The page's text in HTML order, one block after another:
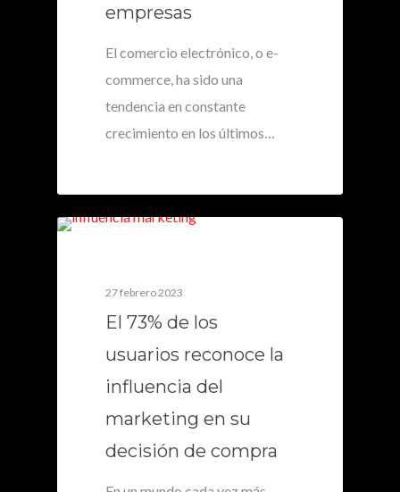
empresas
El comercio electrónico, o e-
commerce, ha sido una
tendencia en constante
crecimiento en los últimos…
27 febrero 2023
El 73% de los
usuarios reconoce la
influencia del
marketing en su
decisión de compra